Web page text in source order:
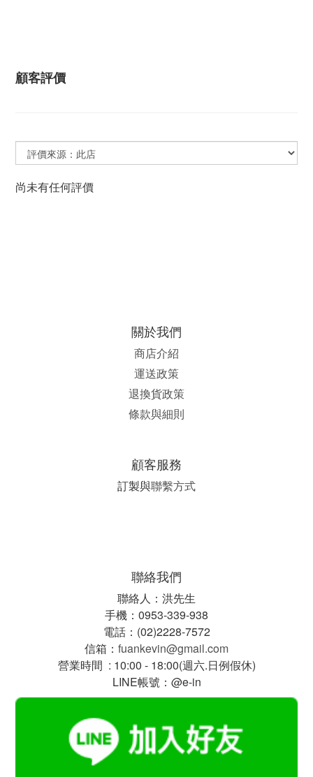
顧客評價
尚未有任何評價
關於我們
商店介紹
運送政策
退換貨政策
條款與細則
顧客服務
訂製與聯繫方式
聯絡我們
聯絡人：洪先生
手機：0953-339-938
電話：(02)2228-7572
信箱： fuankevin@gmail.com
營業時間 : 10:00 - 18:00(週六.日例假休)
LINE帳號：@e-in